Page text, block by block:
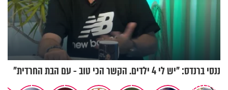
ננסי ברנדס: "יש לי 4 ילדים. הקשר הכי טוב - עם הבת החרדית"